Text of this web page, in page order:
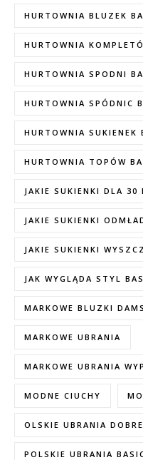
HURTOWNIA BLUZEK
HURTOWNIA
HURTOWNIA SPODNI
HURTOWNIA SPÓDNIC
HURTOWNIA SUKIENEK
HURTOWNIA TOPÓW
JAKIE SUKIENKI DLA 30
JAKIE SUKIENKI
JAKIE SUKIENKI
JAK WYGLĄDA STYL
MARKOWE BLUZKI
MARKOWE UBRANIA
MARKOWE UBRANIA
MODNE CIUCHY
OLSKIE UBRANIA
POLSKIE UBRANIA